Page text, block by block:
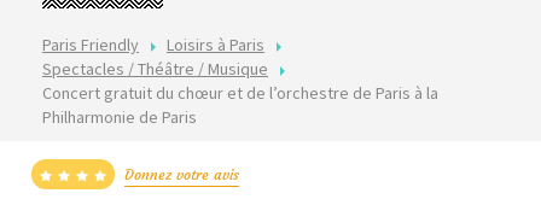
Paris Friendly
Loisirs à Paris
Spectacles / Théâtre / Musique
Concert gratuit du chœur et de l’orchestre de Paris à la
Philharmonie de Paris
Donnez votre avis